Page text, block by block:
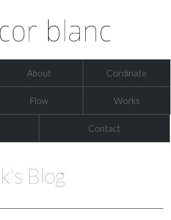
About Cordinate
Flow Works
Contact
Blog